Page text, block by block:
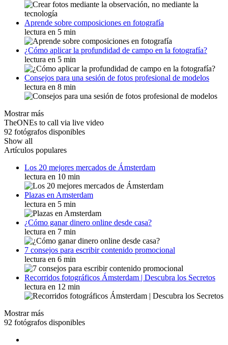
Aprende sobre composiciones en fotografía
lectura en 5 min
¿Cómo aplicar la profundidad de campo en la fotografía?
lectura en 5 min
Consejos para una sesión de fotos profesional de modelos
lectura en 8 min
Mostrar más
TheONEs to call via live video
92 fotógrafos disponibles
Show all
Artículos populares
Los 20 mejores mercados de Ámsterdam
lectura en 10 min
Plazas en Amsterdam
lectura en 5 min
¿Cómo ganar dinero online desde casa?
lectura en 7 min
7 consejos para escribir contenido promocional
lectura en 6 min
Recorridos fotográficos Ámsterdam | Descubra los Secretos
lectura en 12 min
Mostrar más
92 fotógrafos disponibles